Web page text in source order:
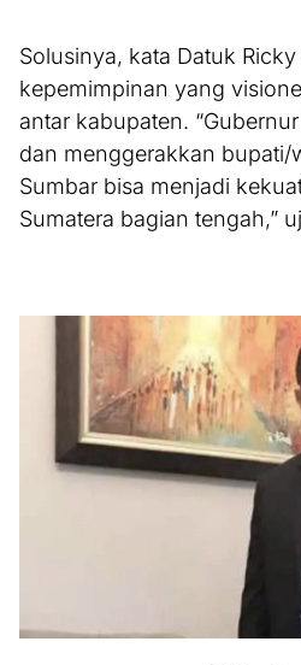
Solusinya, kata Datuk
kepemimpinan yang
antar kabupaten.
dan menggerakkan bupati/
Sumbar bisa menjadi
Sumatera bagian tengah,”